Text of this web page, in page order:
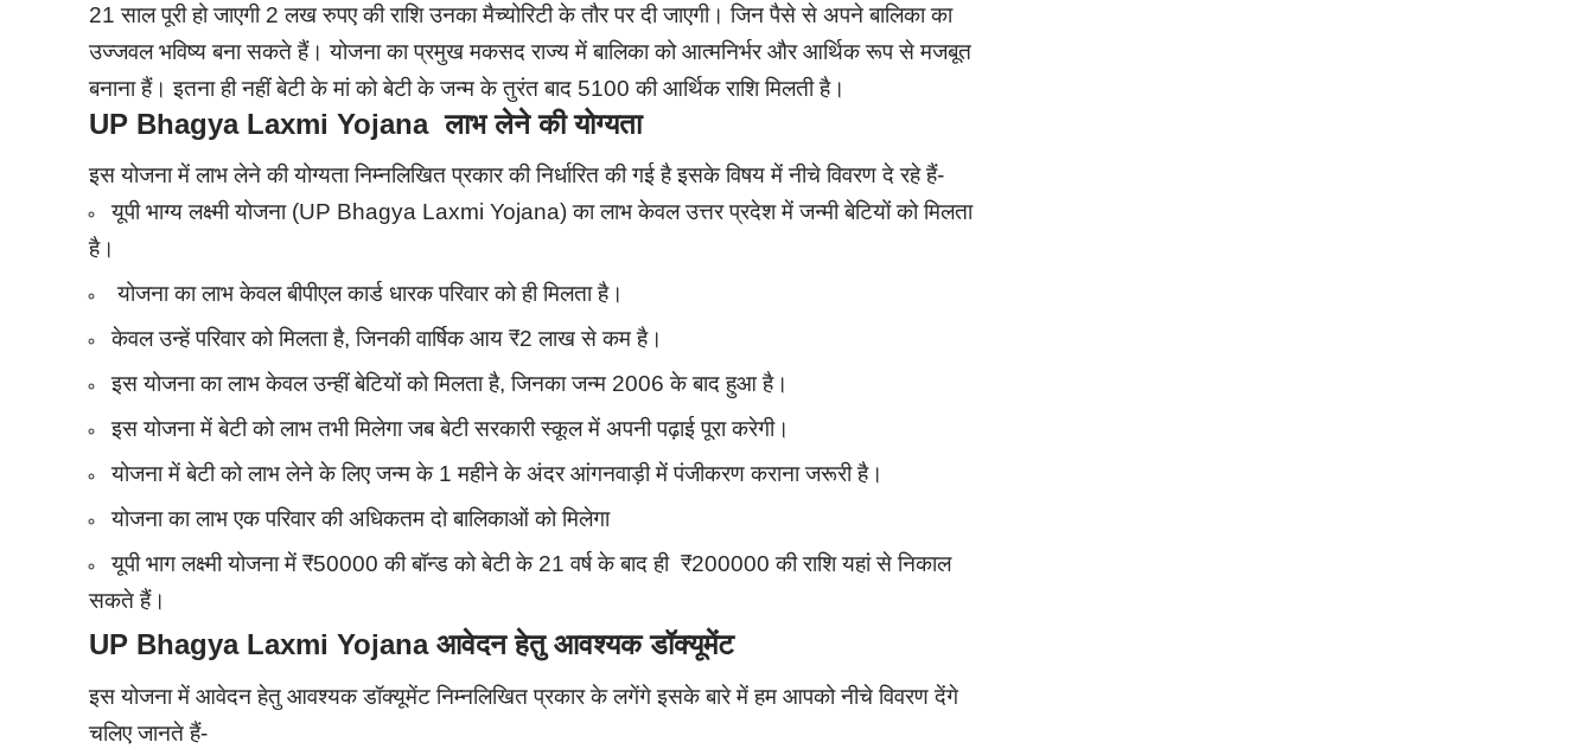
21 साल पूरी हो जाएगी 2 लख रुपए की राशि उनका मैच्योरिटी के तौर पर दी जाएगी। जिन पैसे से अपने बालिका का
उज्जवल भविष्य बना सकते हैं। योजना का प्रमुख मकसद राज्य में बालिका को आत्मनिर्भर और आर्थिक रूप से मजबूत
बनाना हैं। इतना ही नहीं बेटी के मां को बेटी के जन्म के तुरंत बाद 5100 की आर्थिक राशि मिलती है।
UP Bhagya Laxmi Yojana लाभ लेने की योग्यता
इस योजना में लाभ लेने की योग्यता निम्नलिखित प्रकार की निर्धारित की गई है इसके विषय में नीचे विवरण दे रहे हैं-
यूपी भाग्य लक्ष्मी योजना (UP Bhagya Laxmi Yojana) का लाभ केवल उत्तर प्रदेश में जन्मी बेटियों को मिलता
है।
योजना का लाभ केवल बीपीएल कार्ड धारक परिवार को ही मिलता है।
केवल उन्हें परिवार को मिलता है, जिनकी वार्षिक आय ₹2 लाख से कम है।
इस योजना का लाभ केवल उन्हीं बेटियों को मिलता है, जिनका जन्म 2006 के बाद हुआ है।
इस योजना में बेटी को लाभ तभी मिलेगा जब बेटी सरकारी स्कूल में अपनी पढ़ाई पूरा करेगी।
योजना में बेटी को लाभ लेने के लिए जन्म के 1 महीने के अंदर आंगनवाड़ी में पंजीकरण कराना जरूरी है।
योजना का लाभ एक परिवार की अधिकतम दो बालिकाओं को मिलेगा
यूपी भाग लक्ष्मी योजना में ₹50000 की बॉन्ड को बेटी के 21 वर्ष के बाद ही ₹200000 की राशि यहां से निकाल
सकते हैं।
UP Bhagya Laxmi Yojana आवेदन हेतु आवश्यक डॉक्यूमेंट
इस योजना में आवेदन हेतु आवश्यक डॉक्यूमेंट निम्नलिखित प्रकार के लगेंगे इसके बारे में हम आपको नीचे विवरण देंगे
चलिए जानते हैं-